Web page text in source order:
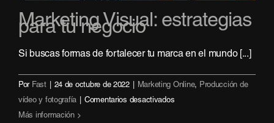
Marketing Visual: estrategias
para tu negocio
Si buscas formas de fortalecer tu marca en el mundo [...]
Por Fast 24 de octubre de 2022 Marketing Online, Producción de
vídeo y fotografía Comentarios desactivadosen
Más información